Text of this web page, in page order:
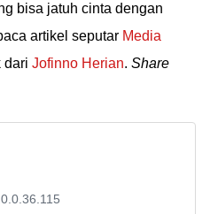
bisa jatuh cinta dengan
artikel seputar Media
dari Jofinno Herian. Share